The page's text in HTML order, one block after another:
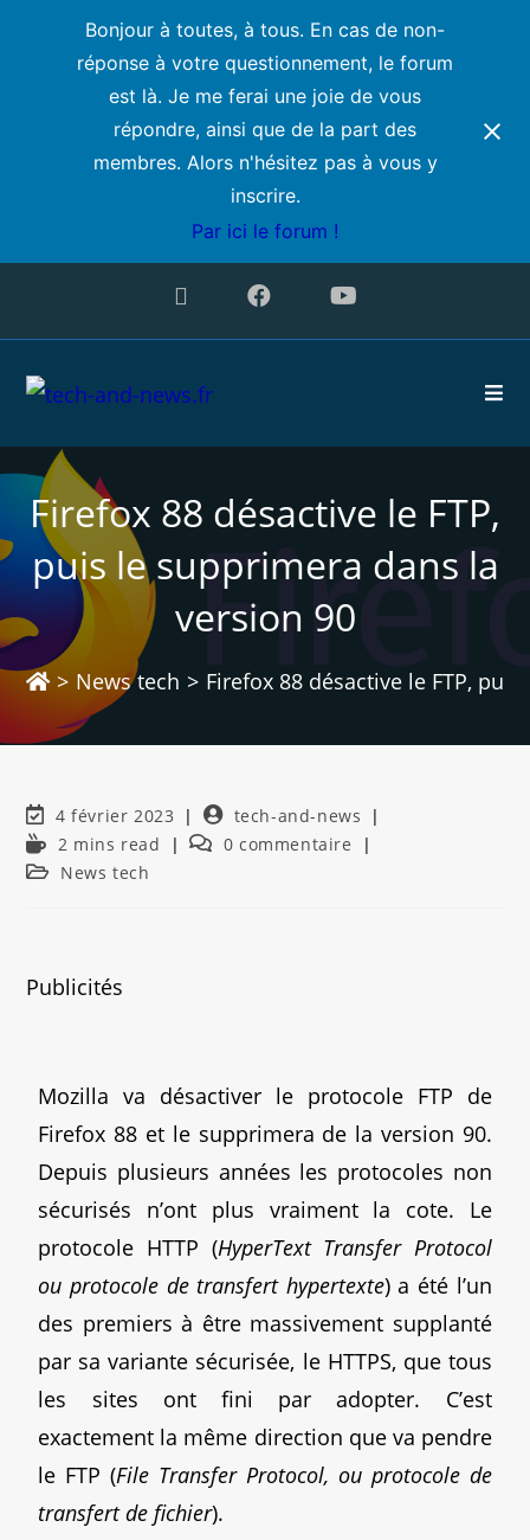
Bonjour à toutes, à tous. En cas de non-
réponse à votre questionnement, le forum
est là. Je me ferai une joie de vous
répondre, ainsi que de la part des
membres. Alors n'hésitez pas à vous y
inscrire.
Par ici le forum !
Firefox 88 désactive le FTP,
puis le supprimera dans la
version 90
> News tech > Firefox 88 désactive le FTP,
4 février 2023
tech-and-news
2 mins read
0 commentaire
News tech
Publicités
Mozilla va désactiver le protocole FTP de
Firefox 88 et le supprimera de la version 90.
Depuis plusieurs années les protocoles non
sécurisés n’ont plus vraiment la cote. Le
protocole HTTP (HyperText Transfer Protocol
ou protocole de transfert hypertexte) a été l’un
des premiers à être massivement supplanté
par sa variante sécurisée, le HTTPS, que tous
les sites ont fini par adopter. C’est
exactement la même direction que va pendre
le FTP (File Transfer Protocol, ou protocole de
transfert de fichier).